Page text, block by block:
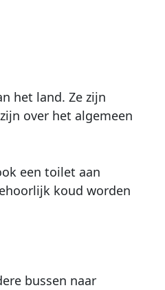
het land. Ze zijn
over het algemeen
een toilet aan
koud worden
bussen naar